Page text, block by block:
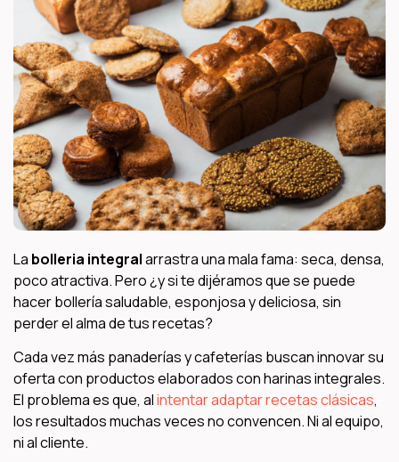
La bolleria integralarrastra una mala fama: seca, densa,
poco atractiva. Pero ¿y si te dijéramos que se puede
hacer bollería saludable, esponjosa y deliciosa, sin
perder el alma de tus recetas?
Cada vez más panaderías y cafeterías buscan innovar su
oferta con productos elaborados con harinas integrales.
El problema es que, alintentar adaptar recetas clásicas,
los resultados muchas veces no convencen. Ni al equipo,
ni al cliente.